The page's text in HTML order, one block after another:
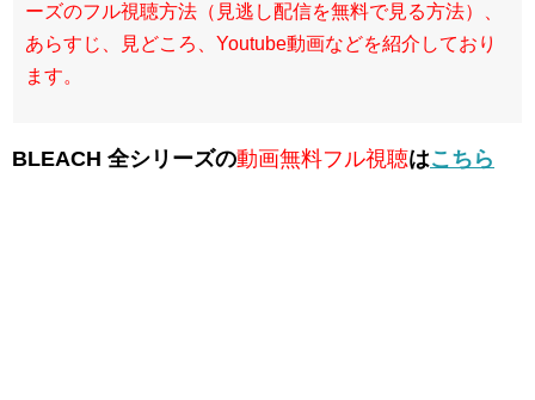
ーズのフル視聴方法（見逃し配信を無料で見る方法）、
あらすじ、見どころ、Youtube動画などを紹介しており
ます。
BLEACH 全シリーズの動画無料フル視聴はこちら